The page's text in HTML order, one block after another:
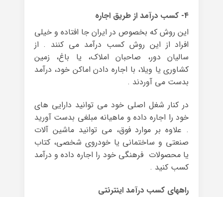
۴- کسب درآمد از طریق اجاره
این روش که بخصوص در ایران جا افتاده و خیلی
افراد از این روش کسب درآمد می کنند . از
سالیان دور، صاحبان املاک، یا باغ، زمین
کشاوری یا ویلا، با اجاره دادن اماکن خود، درآمد
بدست می آوردند .
در کنار شغل اصلی خود می توانید دارایی های
خود را اجاره داده و ماهیانه مبلغی بدست آورید
. علاوه بر موارد فوق، می توانید ماشین آلات
صنعتی و ساختمانی یا خودروی شخصی، کتاب
یا محصولات فرهنگی خود را اجاره داده و درآمد
کسب کنید .
راههای کسب درآمد اینترنتی